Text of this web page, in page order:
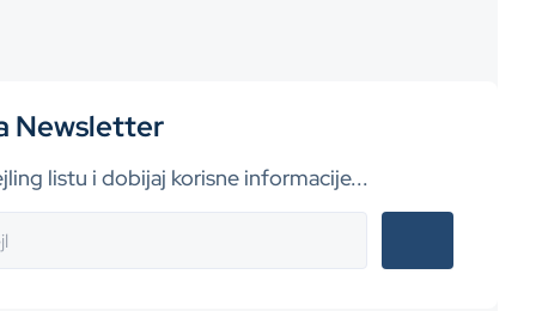
Newsletter
listu i dobijaj korisne informacije...